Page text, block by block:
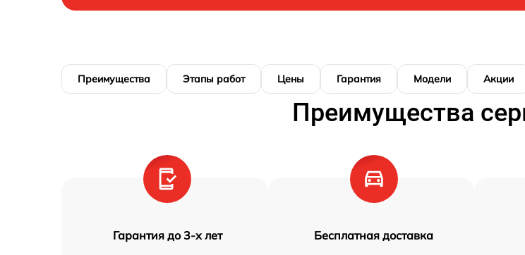
Преимущества Этапы работ Цены Гарантия Модели Акции
Преимущества
Гарантия до 3-х лет Бесплатная доставка